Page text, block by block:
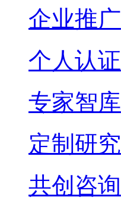
企业推广
个人认证
专家智库
定制研究
共创咨询